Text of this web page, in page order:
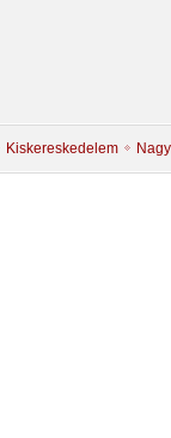
Kiskereskedelem